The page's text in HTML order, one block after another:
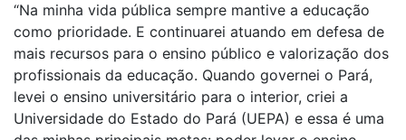
“Na minha vida pública sempre mantive a educação
como prioridade. E continuarei atuando em defesa de
mais recursos para o ensino público e valorização dos
profissionais da educação. Quando governei o Pará,
levei o ensino universitário para o interior, criei a
Universidade do Estado do Pará (UEPA) e essa é uma